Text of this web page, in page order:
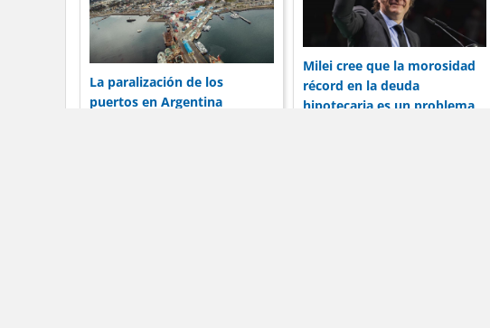
La paralización de los
puertos en Argentina
Milei cree que la morosidad
récord en la deuda
hipotecaria es un problema